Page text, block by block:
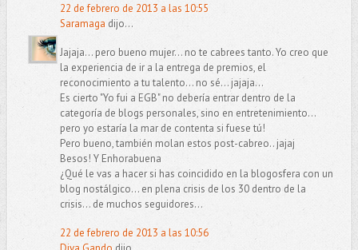
22 de febrero de 2013 a las 10:55
Saramaga dijo...
Jajaja... pero bueno mujer... no te cabrees tanto. Yo creo que
la experiencia de ir a la entrega de premios, el
reconocimiento a tu talento... no sé... jajaja...
Es cierto "Yo fui a EGB" no debería entrar dentro de la
categoría de blogs personales, sino en entretenimiento...
pero yo estaría la mar de contenta si fuese tú!
Pero bueno, también molan estos post-cabreo.. jajaj
Besos! Y Enhorabuena
¿Qué le vas a hacer si has coincidido en la blogosfera con un
blog nostálgico... en plena crisis de los 30 dentro de la
crisis... de muchos seguidores...
22 de febrero de 2013 a las 10:56